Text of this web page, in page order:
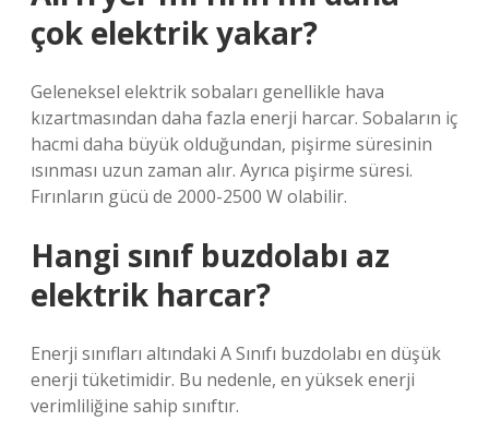
çok elektrik yakar?
Geleneksel elektrik sobaları genellikle hava
kızartmasından daha fazla enerji harcar. Sobaların iç
hacmi daha büyük olduğundan, pişirme süresinin
ısınması uzun zaman alır. Ayrıca pişirme süresi.
Fırınların gücü de 2000-2500 W olabilir.
Hangi sınıf buzdolabı az
elektrik harcar?
Enerji sınıfları altındaki A Sınıfı buzdolabı en düşük
enerji tüketimidir. Bu nedenle, en yüksek enerji
verimliliğine sahip sınıftır.